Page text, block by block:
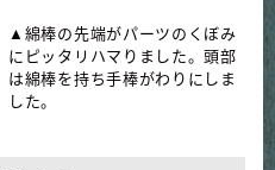
▲綿棒の先端がパーツのくぼみ
にピッタリハマりました。頭部
は綿棒を持ち手棒がわりにしま
した。